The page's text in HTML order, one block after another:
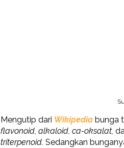
Mengutip dari Wikipedia bunga
flavonoid, alkaloid, ca-oksalat,
triterpenoid. Sedangkan